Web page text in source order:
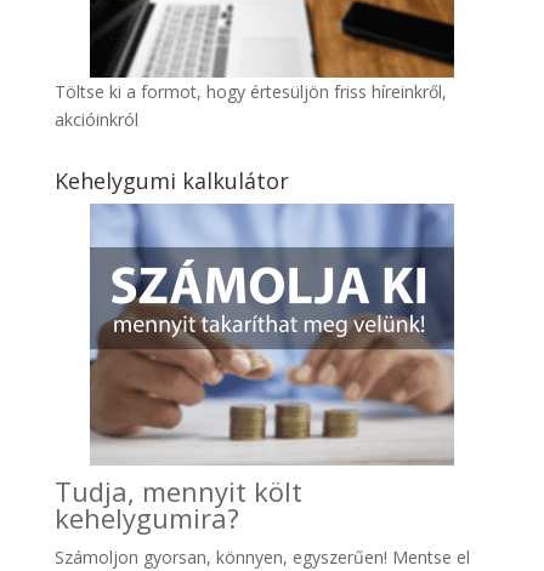
Töltse ki a formot, hogy értesüljön friss híreinkről,
akcióinkról
Kehelygumi kalkulátor
Tudja, mennyit költ
kehelygumira?
Számoljon gyorsan, könnyen, egyszerűen! Mentse el